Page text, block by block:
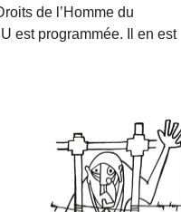
de l’Homme du
est programmée. Il en est